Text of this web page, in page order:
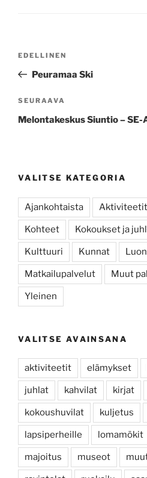
Edellinen
artikkeli
EDELLINEN
Peuramaa Ski
Seuraava
artikkeli
SEURAAVA
Melontakeskus Siuntio –
VALITSE KATEGORIA
Ajankohtaista
Kohteet Kokoukset ja
Kulttuuri Kunnat
Matkailupalvelut Muut
Yleinen
VALITSE AVAINSANA
aktiviteetit elämykset
juhlat kahvilat kirjat
kokoushuvilat kuljetus
lapsiperheille lomamökit
majoitus museot